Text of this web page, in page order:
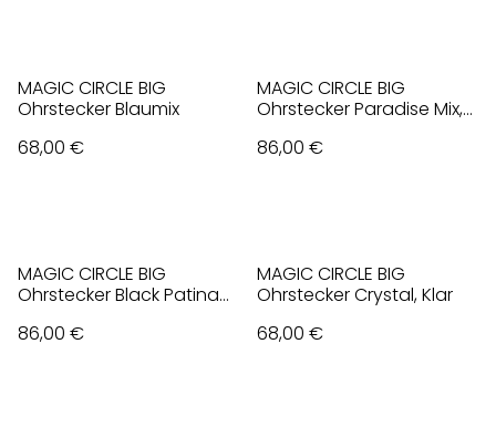
MAGIC CIRCLE BIG
Ohrstecker Blaumix
68,00 €
MAGIC CIRCLE BIG
Ohrstecker Paradise Mix,
86,00 €
MAGIC CIRCLE BIG
Ohrstecker Black Patina
86,00 €
MAGIC CIRCLE BIG
Ohrstecker Crystal, Klar
68,00 €